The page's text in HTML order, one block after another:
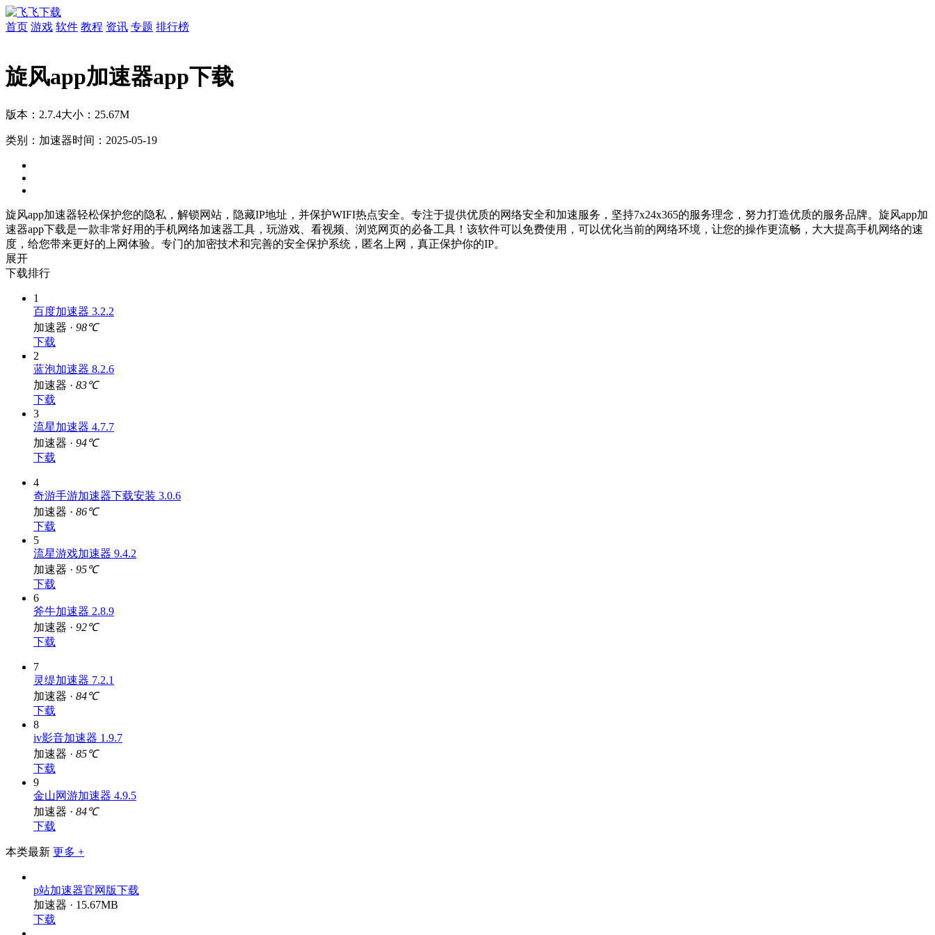
首页 游戏 软件 教程 资讯 专题 排行榜
旋风app加速器app下载
版本：2.7.4大小：25.67M
类别：加速器时间：2025-05-19
旋风app加速器轻松保护您的隐私，解锁网站，隐藏IP地址，并保护WIFI热点安全。专注于提供优质的网络安全和加速服务，坚持7x24x365的服务理念，努力打造优质的服务品牌。旋风app加
速器app下载是一款非常好用的手机网络加速器工具，玩游戏、看视频、浏览网页的必备工具！该软件可以免费使用，可以优化当前的网络环境，让您的操作更流畅，大大提高手机网络的速
度，给您带来更好的上网体验。专门的加密技术和完善的安全保护系统，匿名上网，真正保护你的IP。
展开
下载排行
1
百度加速器 3.2.2
加速器 · 98℃
下载
2
蓝泡加速器 8.2.6
加速器 · 83℃
下载
3
流星加速器 4.7.7
加速器 · 94℃
下载
4
奇游手游加速器下载安装 3.0.6
加速器 · 86℃
下载
5
流星游戏加速器 9.4.2
加速器 · 95℃
下载
6
斧牛加速器 2.8.9
加速器 · 92℃
下载
7
灵缇加速器 7.2.1
加速器 · 84℃
下载
8
iv影音加速器 1.9.7
加速器 · 85℃
下载
9
金山网游加速器 4.9.5
加速器 · 84℃
下载
本类最新 更多 +
p站加速器官网版下载
加速器 · 15.67MB
下载